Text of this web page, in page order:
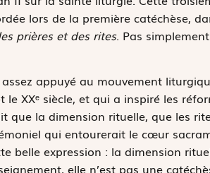
lors de la première catéchèse,
prières et des rites. Pas
appuyé au mouvement
XXᵉ siècle, et qui a inspiré les
que la dimension rituelle, que les
qui entourerait le cœur
belle expression : la dimension
elle n’est pas une